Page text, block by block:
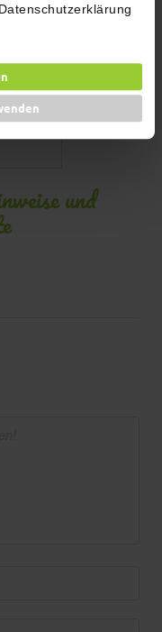
6,90 €
(115,00 € / 1kg)
und